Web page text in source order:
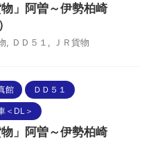
」阿曽～伊勢柏崎
ＤＤ５１ ＪＲ貨物
館 ＤＤ５１
＜DL＞
」阿曽～伊勢柏崎